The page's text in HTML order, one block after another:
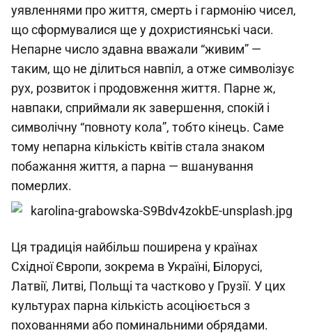
уявленнями про життя, смерть і гармонію чисел,
що сформувалися ще у дохристиянські часи.
Непарне число здавна вважали “живим” —
таким, що не ділиться навпіл, а отже символізує
рух, розвиток і продовження життя. Парне ж,
навпаки, сприймали як завершення, спокій і
символічну “повноту кола”, тобто кінець. Саме
тому непарна кількість квітів стала знаком
побажання життя, а парна — вшанування
померлих.
Ця традиція найбільш поширена у країнах
Східної Європи, зокрема в Україні, Білорусі,
Латвії, Литві, Польщі та частково у Грузії. У цих
культурах парна кількість асоціюється з
похованнями або поминальними обрядами.